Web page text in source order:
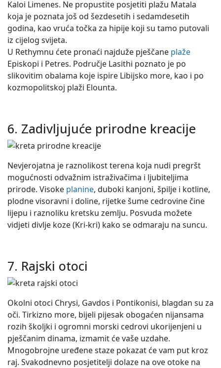
Kaloi Limenes. Ne propustite posjetiti plažu Matala
koja je poznata još od šezdesetih i sedamdesetih
godina, kao vruća točka za hipije koji su tamo putovali
iz cijelog svijeta.
U Rethymnu ćete pronaći najduže pješčane plaže
Episkopi i Petres. Područje Lasithi poznato je po
slikovitim obalama koje ispire Libijsko more, kao i po
kozmopolitskoj plaži Elounta.
6. Zadivljujuće prirodne kreacije
Nevjerojatna je raznolikost terena koja nudi pregršt
mogućnosti odvažnim istraživačima i ljubiteljima
prirode. Visoke planine, duboki kanjoni, špilje i kotline,
plodne visoravni i doline, rijetke šume cedrovine čine
lijepu i raznoliku kretsku zemlju. Posvuda možete
vidjeti divlje koze (Kri-kri) kako se odmaraju na suncu.
7. Rajski otoci
Okolni otoci Chrysi, Gavdos i Pontikonisi, blagdan su za
oči. Tirkizno more, bijeli pijesak obogaćen nijansama
rozih školjki i ogromni morski cedrovi ukorijenjeni u
pješčanim dinama, izmamit će vaše uzdahe.
Mnogobrojne uređene staze pokazat će vam put kroz
raj. Svakodnevno posjetitelji dolaze na ove otoke na